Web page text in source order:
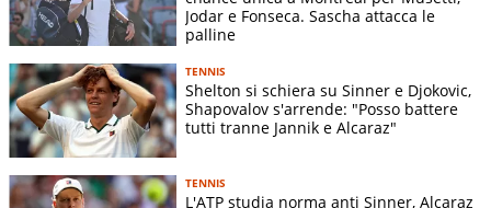
22/01
Australian
Open
32mi
Maestrelli
V
6-3 6-2
6-2
24/01
Australian
Open
16mi
Zandschulp
(NLD)
V
6-3 6-4
7-6(4)
26/01
Australian
Open
Australian
Lorenzo
4-6 3-6
Jodar e Fonseca. Sascha attacca le
palline
TENNIS
Shelton si schiera su Sinner e Djokovic,
Shapovalov s'arrende: "Posso battere
tutti tranne Jannik e Alcaraz"
TENNIS
L'ATP studia norma anti Sinner, Alcaraz